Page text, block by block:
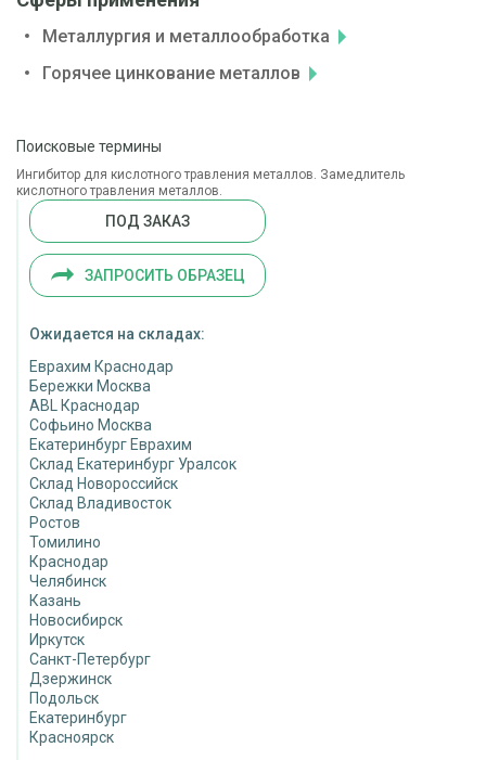
Металлургия и металлообработка
Горячее цинкование металлов
Поисковые термины
Ингибитор для кислотного травления металлов. Замедлитель
кислотного травления металлов.
ПОД ЗАКАЗ
ЗАПРОСИТЬ ОБРАЗЕЦ
Ожидается на складах:
Еврахим Краснодар
Бережки Москва
ABL Краснодар
Софьино Москва
Екатеринбург Еврахим
Склад Екатеринбург Уралсок
Склад Новороссийск
Склад Владивосток
Ростов
Томилино
Краснодар
Челябинск
Казань
Новосибирск
Иркутск
Санкт-Петербург
Дзержинск
Подольск
Екатеринбург
Красноярск